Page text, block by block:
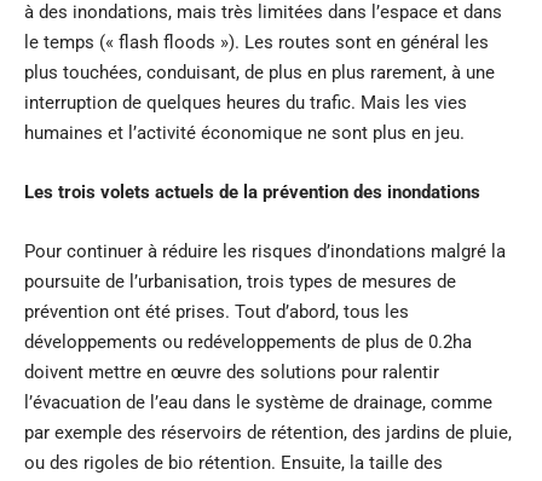
à des inondations, mais très limitées dans l’espace et dans
le temps (« flash floods »). Les routes sont en général les
plus touchées, conduisant, de plus en plus rarement, à une
interruption de quelques heures du trafic. Mais les vies
humaines et l’activité économique ne sont plus en jeu.
Les trois volets actuels de la prévention des inondations
Pour continuer à réduire les risques d’inondations malgré la
poursuite de l’urbanisation, trois types de mesures de
prévention ont été prises. Tout d’abord, tous les
développements ou redéveloppements de plus de 0.2ha
doivent mettre en œuvre des solutions pour ralentir
l’évacuation de l’eau dans le système de drainage, comme
par exemple des réservoirs de rétention, des jardins de pluie,
ou des rigoles de bio rétention. Ensuite, la taille des